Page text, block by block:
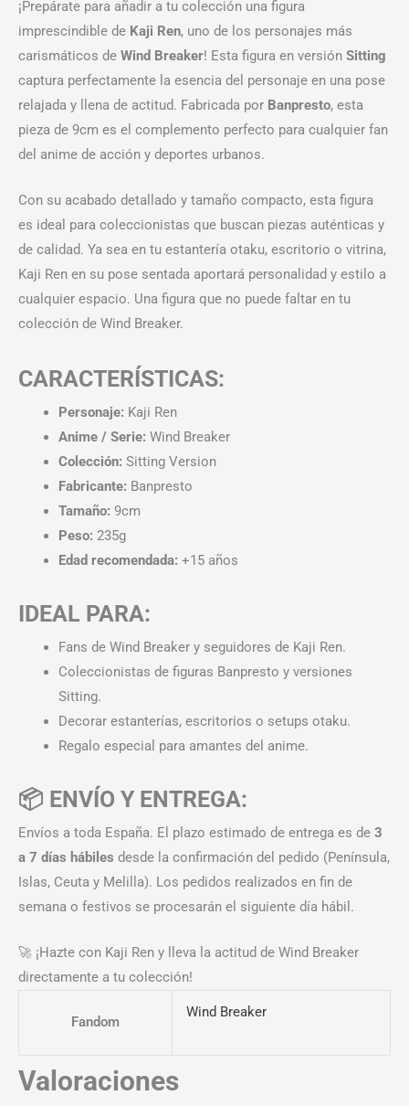
¡Prepárate para añadir a tu colección una figura
imprescindible de Kaji Ren, uno de los personajes más
carismáticos de Wind Breaker! Esta figura en versión Sitting
captura perfectamente la esencia del personaje en una pose
relajada y llena de actitud. Fabricada por Banpresto, esta
pieza de 9cm es el complemento perfecto para cualquier fan
del anime de acción y deportes urbanos.
Con su acabado detallado y tamaño compacto, esta figura
es ideal para coleccionistas que buscan piezas auténticas y
de calidad. Ya sea en tu estantería otaku, escritorio o vitrina,
Kaji Ren en su pose sentada aportará personalidad y estilo a
cualquier espacio. Una figura que no puede faltar en tu
colección de Wind Breaker.
CARACTERÍSTICAS:
Personaje: Kaji Ren
Anime / Serie: Wind Breaker
Colección: Sitting Version
Fabricante: Banpresto
Tamaño: 9cm
Peso: 235g
Edad recomendada: +15 años
IDEAL PARA:
Fans de Wind Breaker y seguidores de Kaji Ren.
Coleccionistas de figuras Banpresto y versiones
Sitting.
Decorar estanterías, escritorios o setups otaku.
Regalo especial para amantes del anime.
📦 ENVÍO Y ENTREGA:
Envíos a toda España. El plazo estimado de entrega es de 3
a 7 días hábiles desde la confirmación del pedido (Península,
Islas, Ceuta y Melilla). Los pedidos realizados en fin de
semana o festivos se procesarán el siguiente día hábil.
🚀 ¡Hazte con Kaji Ren y lleva la actitud de Wind Breaker
directamente a tu colección!
Fandom
Wind Breaker
Valoraciones